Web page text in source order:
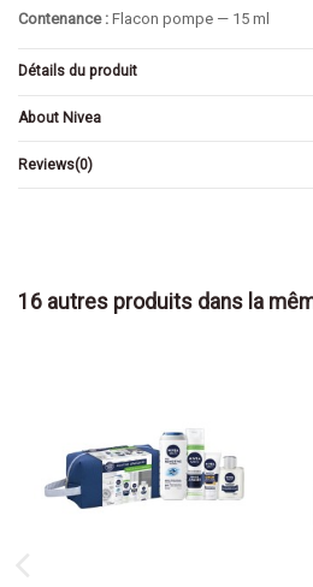
Contenance : Flacon pompe — 15 ml
Détails du produit
About Nivea
Reviews(0)
16 autres produits dans la